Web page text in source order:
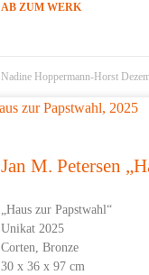
AB ZUM WERK
Nadine Hoppermann-Horst
Jan M. Petersen
„Haus zur Papstwahl“
Unikat 2025
Corten, Bronze
30 x 36 x 97 cm